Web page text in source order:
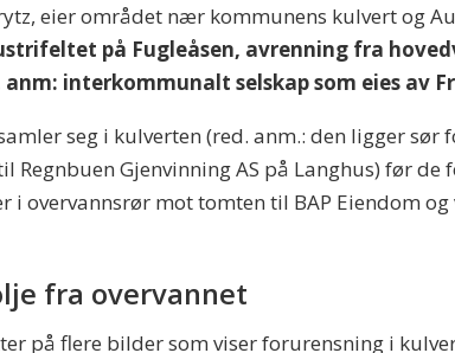
eier området nær kommunens kulvert og
på Fugleåsen, avrenning fra
anm: interkommunalt selskap som eies av
seg i kulverten (red. anm.: den ligger sør
Regnbuen Gjenvinning AS på Langhus) før de
i overvannsrør mot tomten til BAP Eiendom
fra overvannet
på flere bilder som viser forurensning i